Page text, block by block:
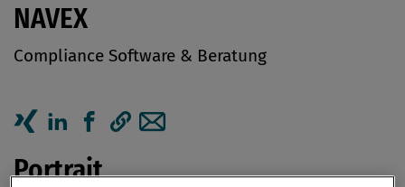
NAVEX
Compliance Software & Beratung
Artikel auf Xing teilen
Artikel auf linkedIn teilen
Artikel auf Facebook teilen
Portrait